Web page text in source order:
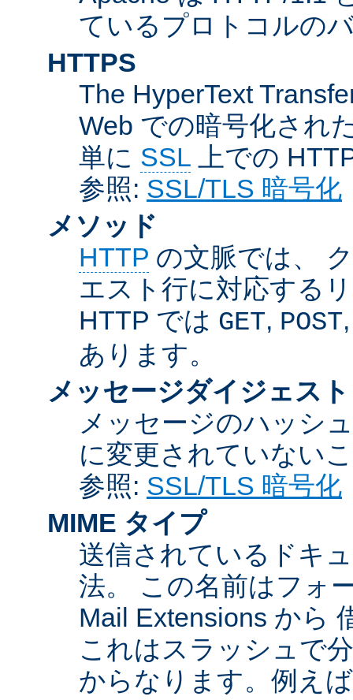
ているプロトコルの
HTTPS
The HyperText
Web での暗号化され
単に SSL 上での
参照: SSL/TLS 暗号化
メソッド
HTTP の文脈では、
エスト行に対応する
HTTP では GET, POST
あります。
メッセージダイジェスト
メッセージのハッシ
に変更されていない
参照: SSL/TLS 暗号化
MIME タイプ
送信されているドキ
法。 この名前はフォ
Mail Extensions から
これはスラッシュで
からなります。例え